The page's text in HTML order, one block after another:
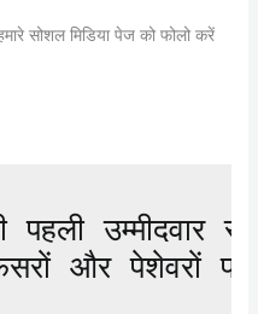
सोशल मिडिया पेज को फोलो करें
पहली
और पेशेवरों